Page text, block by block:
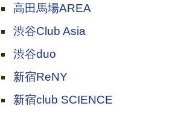
高田馬場AREA
渋谷Club Asia
渋谷duo
新宿ReNY
新宿club SCIENCE